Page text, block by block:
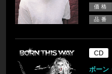
価 格
品 番
CD
ボーン